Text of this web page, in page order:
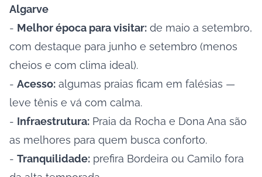
Algarve
- Melhor época para visitar: de maio a setembro,
com destaque para junho e setembro (menos
cheios e com clima ideal).
- Acesso: algumas praias ficam em falésias —
leve tênis e vá com calma.
- Infraestrutura: Praia da Rocha e Dona Ana são
as melhores para quem busca conforto.
- Tranquilidade: prefira Bordeira ou Camilo fora